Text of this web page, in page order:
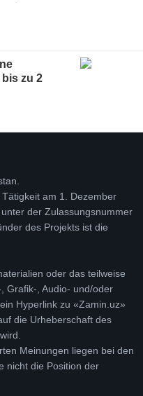
zu 2
am 1. Dezember
der Zulassungsnummer
des Projekts ist die
oder das teilweise
Grafik-, Audio- und/oder
Hyperlink zu «Zamin.uz»
die Urheberschaft des
Meinungen liegen bei den
nicht die Position der